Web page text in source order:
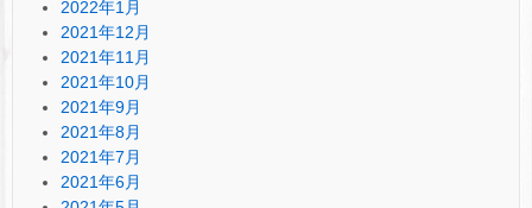
2022年1月
2021年12月
2021年11月
2021年10月
2021年9月
2021年8月
2021年7月
2021年6月